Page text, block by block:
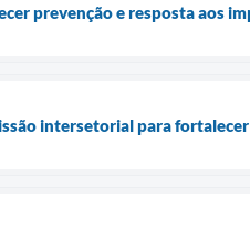
prevenção e resposta aos
intersetorial para